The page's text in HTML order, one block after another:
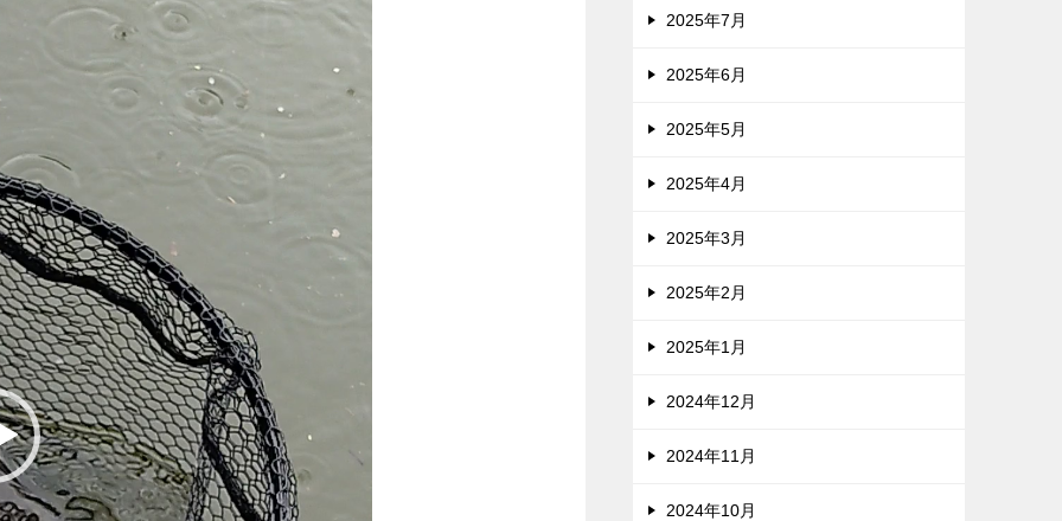
2025年7月
2025年6月
2025年5月
2025年4月
2025年3月
2025年2月
2025年1月
2024年12月
2024年11月
2024年10月